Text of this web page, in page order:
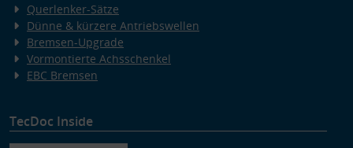
Querlenker-Sätze
Dünne & kürzere Antriebswellen
Bremsen-Upgrade
Vormontierte Achsschenkel
EBC Bremsen
TecDoc Inside